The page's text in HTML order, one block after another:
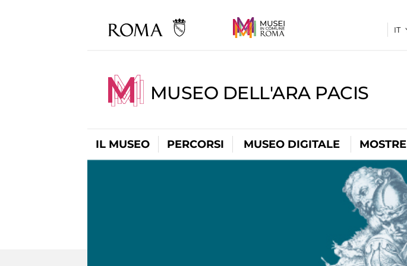
MUSEO DELL'ARA PACIS
IL MUSEO PERCORSI MUSEO DIGITALE MOSTRE